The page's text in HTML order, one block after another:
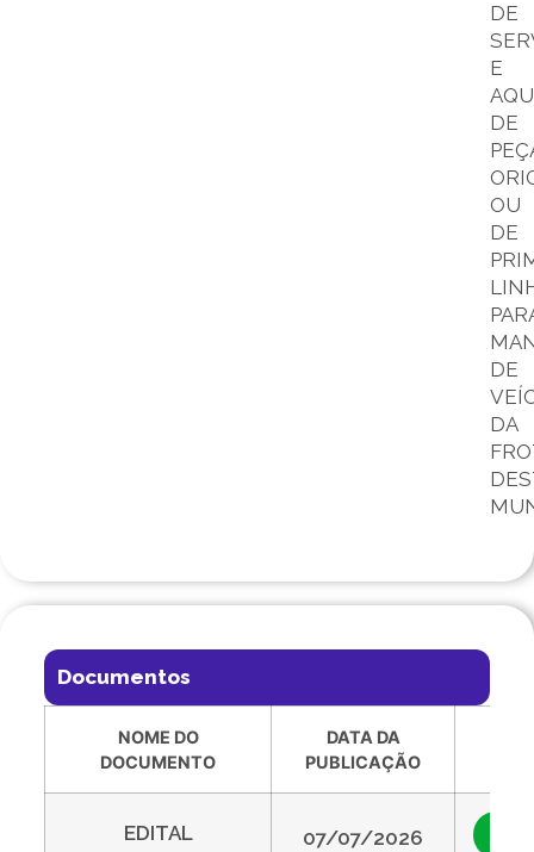
DE
E
DE
OU
DE
DE
DA
Documentos
NOME DO
DOCUMENTO
DATA DA
PUBLICAÇÃO
EDITAL 07/07/2026